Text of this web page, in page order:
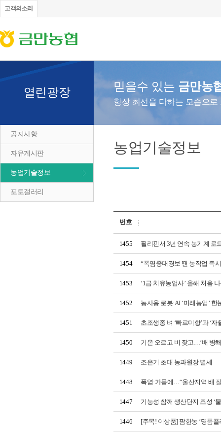
고객의소리
믿을수 있는 금만농
항상 최선을 다하는 모습으
열린광장
공지사항
자유게시판
농업기술정보
포토갤러리
농업기술정보
번호
1455 필리핀서 3년 연속 농기계 로
1454 “폭염중대경보 땐 농작업 즉
1453 ‘1급 치유농업사’ 올해 처음
1452 농사용 로봇·AI ‘미래농업’
1451 초조생종 벼 ‘빠르미향’과 ‘
1450 기온 오르고 비 잦고…‘배 병
1449 조은기 초대 농과원장 별세
1448 폭염·가뭄에…“울산지역 배
1447 기능성 참깨 생산단지 조성 ‘
1446 [주목! 이상품] 팜한농 ‘명품플